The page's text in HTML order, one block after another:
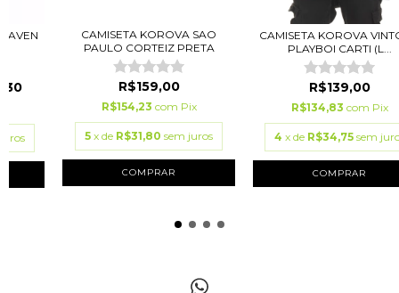
CAMISETA KOROVA SAO
PAULO CORTEIZ PRETA
R$159,00
R$154,23 com Pix
5 x de R$31,80 sem juros
COMPRAR
CAMISETA KOROVA
PLAYBOI CARTI (L...
R$139,00
R$134,83 com Pix
4 x de R$34,75 sem
COMPRAR